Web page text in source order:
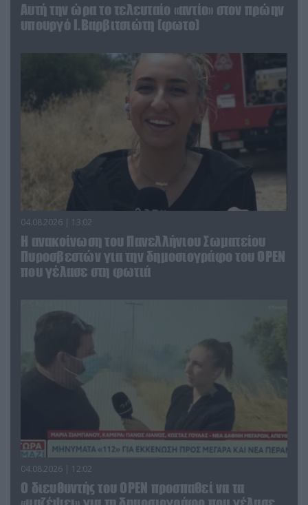
Αυτή την ώρα το τελευταίο «αντίο» στον πρώην
υπουργό Ι.Βαρβιτσιώτη (φωτο)
04.08.2026 | 13:02
Η ανακοίνωση του Πανελλήνιου Σωματείου
Πυροσβεστών για την δημοσιογράφο του OPEN
που γέλασε στη φωτιά
04.08.2026 | 12:02
O διευθυντής του OPEN προσπαθεί να τα